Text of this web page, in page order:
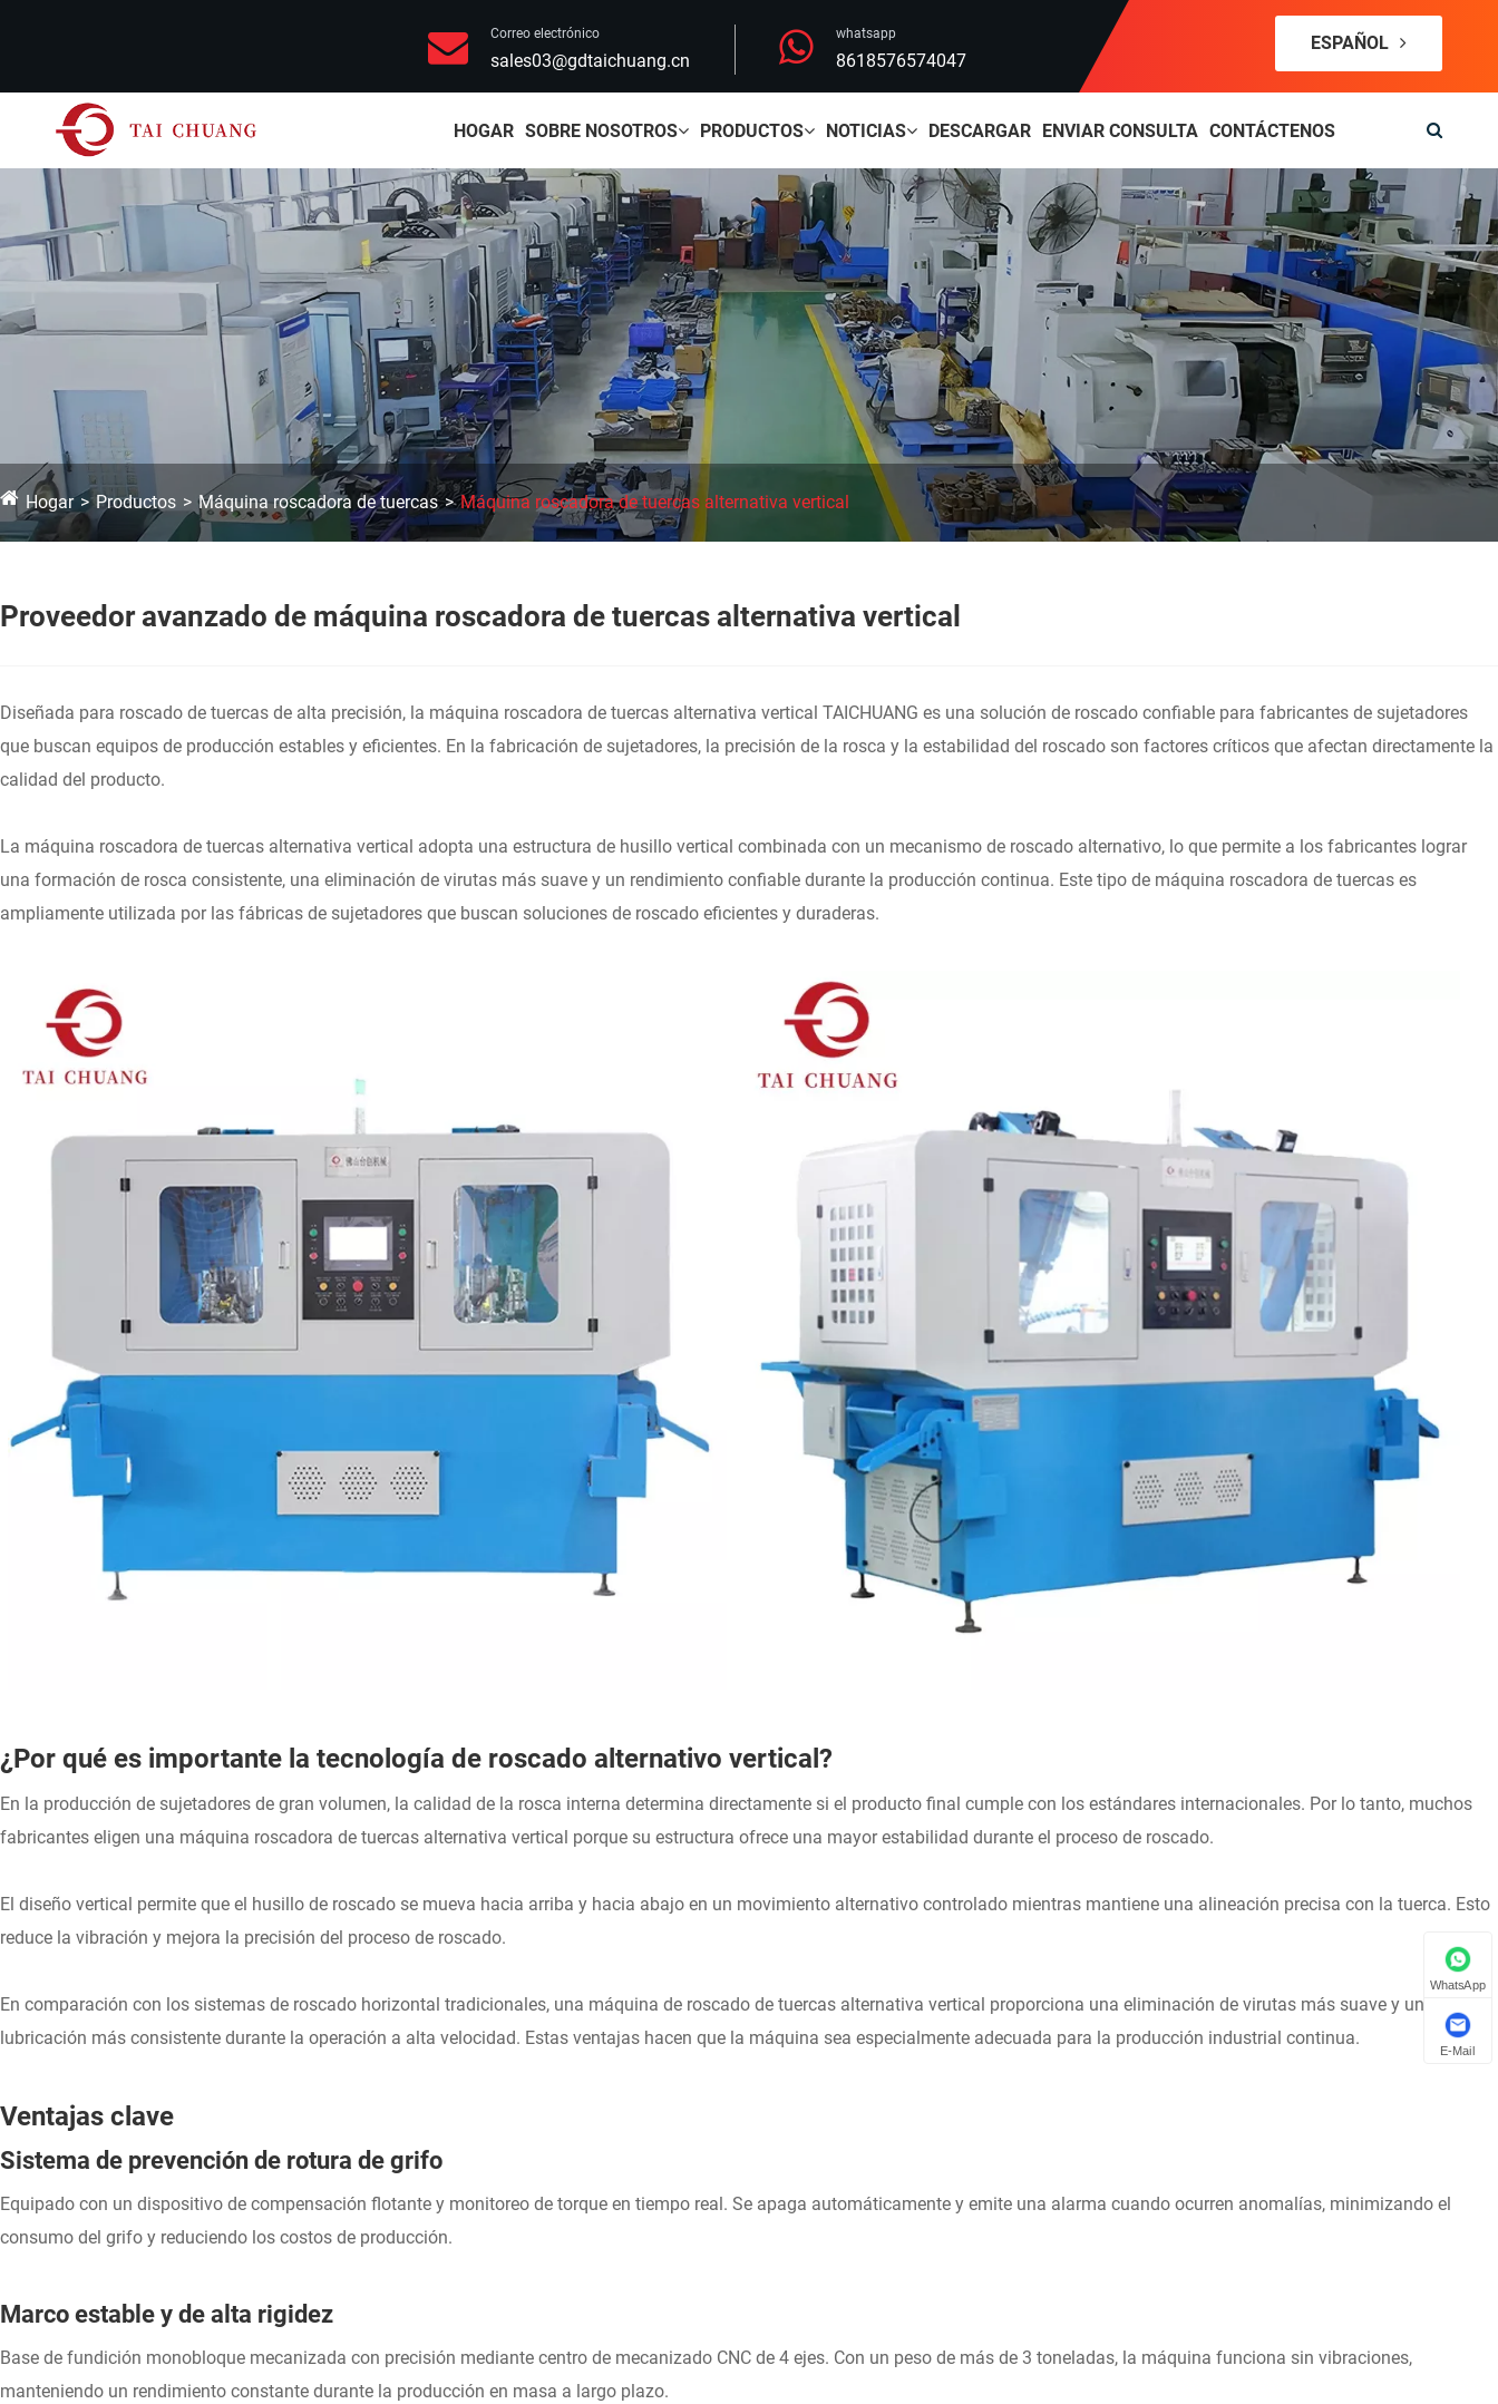
Correo electrónico
sales03@gdtaichuang.cn
whatsapp
8618576574047
ESPAÑOL
HOGAR SOBRE NOSOTROS PRODUCTOS NOTICIAS DESCARGAR ENVIAR CONSULTA CONTÁCTENOS
Hogar Productos Máquina roscadora de tuercas Máquina roscadora de tuercas alternativa vertical
Proveedor avanzado de máquina roscadora de tuercas alternativa vertical
Diseñada para roscado de tuercas de alta precisión, la máquina roscadora de tuercas alternativa vertical TAICHUANG es una solución de roscado confiable para fabricantes de sujetadores
que buscan equipos de producción estables y eficientes. En la fabricación de sujetadores, la precisión de la rosca y la estabilidad del roscado son factores críticos que afectan directamente la
calidad del producto.
La máquina roscadora de tuercas alternativa vertical adopta una estructura de husillo vertical combinada con un mecanismo de roscado alternativo, lo que permite a los fabricantes lograr
una formación de rosca consistente, una eliminación de virutas más suave y un rendimiento confiable durante la producción continua. Este tipo de máquina roscadora de tuercas es
ampliamente utilizada por las fábricas de sujetadores que buscan soluciones de roscado eficientes y duraderas.
¿Por qué es importante la tecnología de roscado alternativo vertical?
En la producción de sujetadores de gran volumen, la calidad de la rosca interna determina directamente si el producto final cumple con los estándares internacionales. Por lo tanto, muchos
fabricantes eligen una máquina roscadora de tuercas alternativa vertical porque su estructura ofrece una mayor estabilidad durante el proceso de roscado.
El diseño vertical permite que el husillo de roscado se mueva hacia arriba y hacia abajo en un movimiento alternativo controlado mientras mantiene una alineación precisa con la tuerca. Esto
reduce la vibración y mejora la precisión del proceso de roscado.
En comparación con los sistemas de roscado horizontal tradicionales, una máquina de roscado de tuercas alternativa vertical proporciona una eliminación de virutas más suave y una
lubricación más consistente durante la operación a alta velocidad. Estas ventajas hacen que la máquina sea especialmente adecuada para la producción industrial continua.
Ventajas clave
Sistema de prevención de rotura de grifo
Equipado con un dispositivo de compensación flotante y monitoreo de torque en tiempo real. Se apaga automáticamente y emite una alarma cuando ocurren anomalías, minimizando el
consumo del grifo y reduciendo los costos de producción.
Marco estable y de alta rigidez
Base de fundición monobloque mecanizada con precisión mediante centro de mecanizado CNC de 4 ejes. Con un peso de más de 3 toneladas, la máquina funciona sin vibraciones,
manteniendo un rendimiento constante durante la producción en masa a largo plazo.
WhatsApp
E-Mail